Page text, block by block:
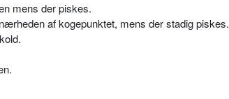
mens der piskes.
af kogepunktet, mens der stadig piskes.